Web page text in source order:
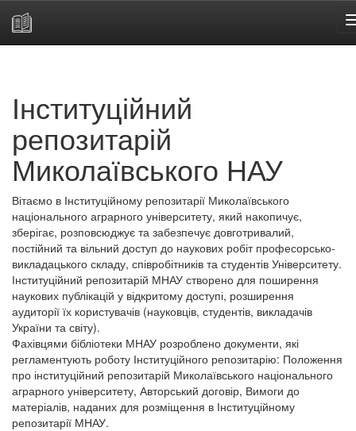
Інституційний
репозитарій
Миколаївського НАУ
Вітаємо в Інституційному репозитарії Миколаївського
національного аграрного університету, який накопичує,
зберігає, розповсюджує та забезпечує довготривалий,
постійний та вільний доступ до наукових робіт професорсько-
викладацького складу, співробітників та студентів Університету.
Інституційний репозитарій МНАУ створено для поширення
наукових публікацій у відкритому доступі, розширення
аудиторії їх користувачів (науковців, студентів, викладачів
України та світу).
Фахівцями бібліотеки МНАУ розроблено документи, які
регламентують роботу Інституційного репозитарію: Положення
про інституційний репозитарій Миколаївського національного
аграрного університету, Авторський договір, Вимоги до
матеріалів, наданих для розміщення в Інституційному
репозитарії МНАУ.